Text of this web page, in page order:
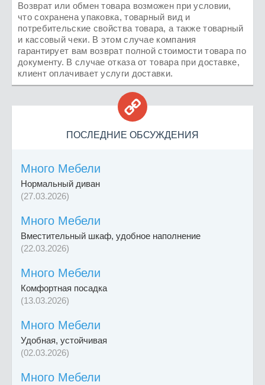
Возврат или обмен товара возможен при условии,
что сохранена упаковка, товарный вид и
потребительские свойства товара, а также товарный
и кассовый чеки. В этом случае компания
гарантирует вам возврат полной стоимости товара по
документу. В случае отказа от товара при доставке,
клиент оплачивает услуги доставки.

ПОСЛЕДНИЕ ОБСУЖДЕНИЯ
Много Мебели
Нормальный диван
(27.03.2026)
Много Мебели
Вместительный шкаф, удобное наполнение
(22.03.2026)
Много Мебели
Комфортная посадка
(13.03.2026)
Много Мебели
Удобная, устойчивая
(02.03.2026)
Много Мебели